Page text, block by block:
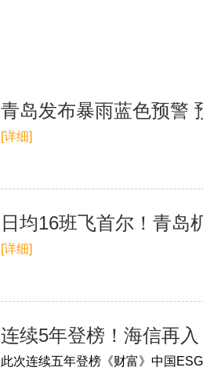
青岛发布暴雨蓝色预警
[详细]
日均16班飞首尔！青岛
[详细]
连续5年登榜！海信再
此次连续五年登榜《财富》中国